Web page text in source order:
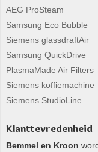
AEG ProSteam
Samsung Eco Bubble
Siemens glassdraftAir
Samsung QuickDrive
PlasmaMade Air Filters
Siemens koffiemachine
Siemens StudioLine
Klanttevredenheid
Bemmel en Kroon